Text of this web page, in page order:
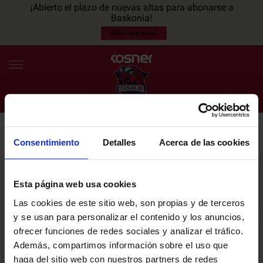
Consentimiento Detalles Acerca de las cookies
Esta página web usa cookies
Las cookies de este sitio web, son propias y de terceros
y se usan para personalizar el contenido y los anuncios,
ofrecer funciones de redes sociales y analizar el tráfico.
Además, compartimos información sobre el uso que
haga del sitio web con nuestros partners de redes
¡Abierto el plazo de nuevas altas para abonarse a
Baskonia!
¡Abónate aquí!
ES EU
NOTICIAS
PLANTILLA
ENTRADAS
NEWSLETTER
últimas noticias y promociones del club.
Email
He leído y acepto laPolítica de privacidaddel SASKI BASKONIA